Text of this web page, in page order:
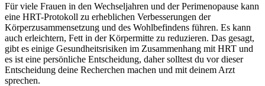
Für viele Frauen in den Wechseljahren und der Perimenopause kann
eine HRT-Protokoll zu erheblichen Verbesserungen der
Körperzusammensetzung und des Wohlbefindens führen. Es kann
auch erleichtern, Fett in der Körpermitte zu reduzieren. Das gesagt,
gibt es einige Gesundheitsrisiken im Zusammenhang mit HRT und
es ist eine persönliche Entscheidung, daher solltest du vor dieser
Entscheidung deine Recherchen machen und mit deinem Arzt
sprechen.